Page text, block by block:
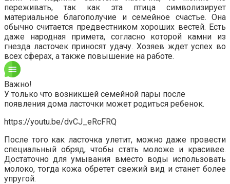
переживать, так как эта птица символизирует
материальное благополучие и семейное счастье. Она
обычно считается предвестником хороших вестей. Есть
даже народная примета, согласно которой камни из
гнезда ласточек приносят удачу. Хозяев ждет успех во
всех сферах, а также повышение на работе.
Важно!
У только что возникшей семейной пары после
появления дома ласточки может родиться ребенок.
https://youtu.be/dvCJ_eRcFRQ
После того как ласточка улетит, можно даже провести
специальный обряд, чтобы стать моложе и красивее.
Достаточно для умывания вместо воды использовать
молоко, тогда кожа обретет свежий вид и станет более
упругой.